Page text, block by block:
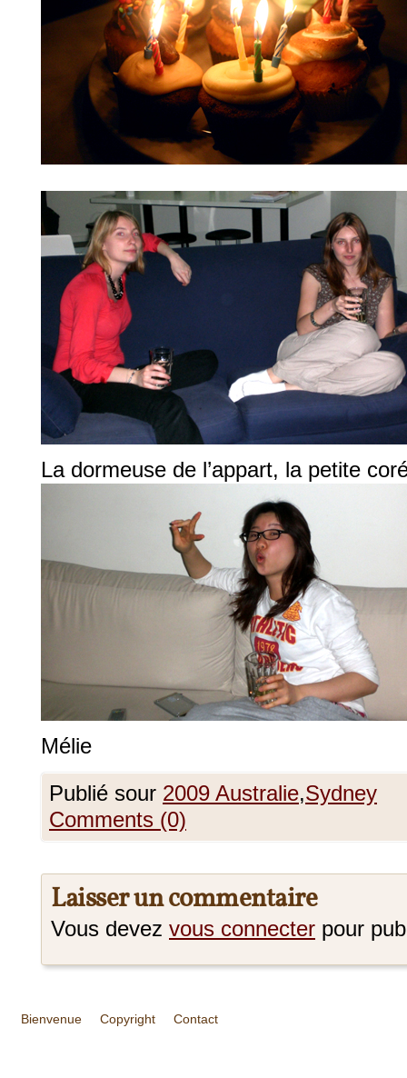
La dormeuse de l’appart, la petite
Mélie
Publié sour 2009 Australie,Sydney
Comments (0)
Laisser un commentaire
Vous devez vous connecter pour
Bienvenue Copyright Contact